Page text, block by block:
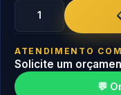
ATENDIMENTO
Solicite um
💬